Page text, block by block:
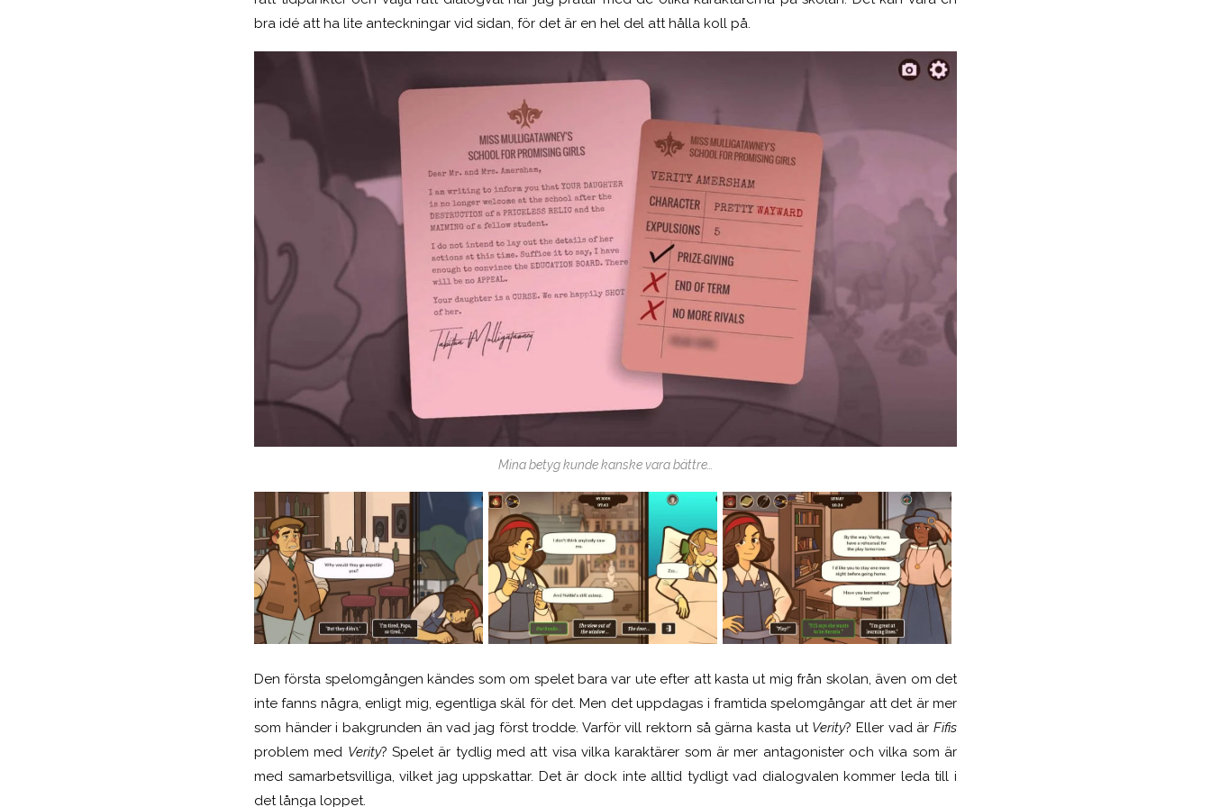
bra idé att ha lite anteckningar vid sidan, för det är en hel del att hålla koll på.
Mina betyg kunde kanske vara bättre…
Den första spelomgången kändes som om spelet bara var ute efter att kasta ut mig från skolan, även om det
inte fanns några, enligt mig, egentliga skäl för det. Men det uppdagas i framtida spelomgångar att det är mer
som händer i bakgrunden än vad jag först trodde. Varför vill rektorn så gärna kasta ut Verity? Eller vad ärFifis
problem med Verity? Spelet är tydlig med att visa vilka karaktärer som är mer antagonister och vilka som är
med samarbetsvilliga, vilket jag uppskattar. Det är dock inte alltid tydligt vad dialogvalen kommer leda till i
det långa loppet.